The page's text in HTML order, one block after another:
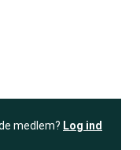
medlem? Log ind